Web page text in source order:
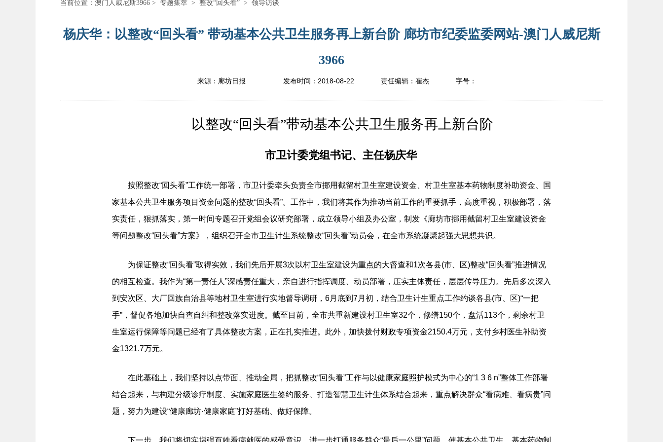
当前位置： 澳门人威尼斯3966 > 专题集萃 > 整改“回头看” > 领导访谈
杨庆华：以整改“回头看” 带动基本公共卫生服务再上新台阶 廊坊市纪委监委网站-澳门人威尼斯
3966
来源：廊坊日报 发布时间： 2018-08-22 责任编辑： 崔杰 字号：
以整改“回头看”带动基本公共卫生服务再上新台阶
市卫计委党组书记、主任杨庆华
按照整改“回头看”工作统一部署，市卫计委牵头负责全市挪用截留村卫生室建设资金、村卫生室基本药物制度补助资金、国
家基本公共卫生服务项目资金问题的整改“回头看”。工作中，我们将其作为推动当前工作的重要抓手，高度重视，积极部署，落
实责任，狠抓落实，第一时间专题召开党组会议研究部署，成立领导小组及办公室，制发《廊坊市挪用截留村卫生室建设资金
等问题整改“回头看”方案》，组织召开全市卫生计生系统整改“回头看”动员会，在全市系统凝聚起强大思想共识。
为保证整改“回头看”取得实效，我们先后开展3次以村卫生室建设为重点的大督查和1次各县(市、区)整改“回头看”推进情况
的相互检查。我作为“第一责任人”深感责任重大，亲自进行指挥调度、动员部署，压实主体责任，层层传导压力。先后多次深入
到安次区、大厂回族自治县等地村卫生室进行实地督导调研，6月底到7月初，结合卫生计生重点工作约谈各县(市、区)“一把
手”，督促各地加快自查自纠和整改落实进度。截至目前，全市共重新建设村卫生室32个，修缮150个，盘活113个，剩余村卫
生室运行保障等问题已经有了具体整改方案，正在扎实推进。此外，加快拨付财政专项资金2150.4万元，支付乡村医生补助资
金1321.7万元。
在此基础上，我们坚持以点带面、推动全局，把抓整改“回头看”工作与以健康家庭照护模式为中心的“1 3 6 n”整体工作部署
结合起来，与构建分级诊疗制度、实施家庭医生签约服务、打造智慧卫生计生体系结合起来，重点解决群众“看病难、看病贵”问
题，努力为建设“健康廊坊·健康家庭”打好基础、做好保障。
下一步，我们将切实增强百姓看病就医的感受意识，进一步打通服务群众“最后一公里”问题，使基本公共卫生、基本药物制